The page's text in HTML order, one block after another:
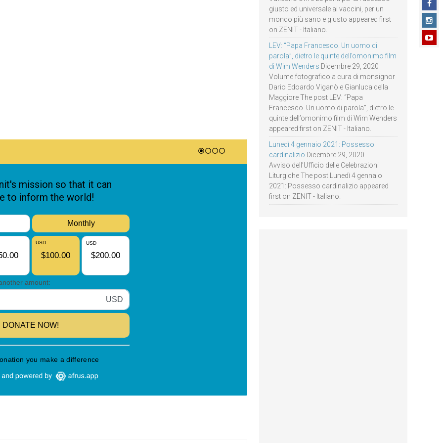
giusto ed universale ai vaccini, per un
mondo più sano e giusto appeared first
on ZENIT - Italiano.
LEV: “Papa Francesco. Un uomo di
parola”, dietro le quinte dell’omonimo film
di Wim Wenders Dicembre 29, 2020
Volume fotografico a cura di monsignor
Dario Edoardo Viganò e Gianluca della
Maggiore The post LEV: “Papa
Francesco. Un uomo di parola”, dietro le
quinte dell’omonimo film di Wim Wenders
appeared first on ZENIT - Italiano.
Lunedì 4 gennaio 2021: Possesso
cardinalizio Dicembre 29, 2020
Avviso dell’Ufficio delle Celebrazioni
Liturgiche The post Lunedì 4 gennaio
2021: Possesso cardinalizio appeared
first on ZENIT - Italiano.